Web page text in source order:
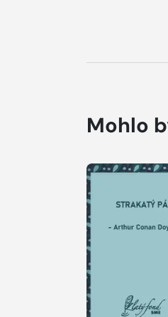
Mohlo